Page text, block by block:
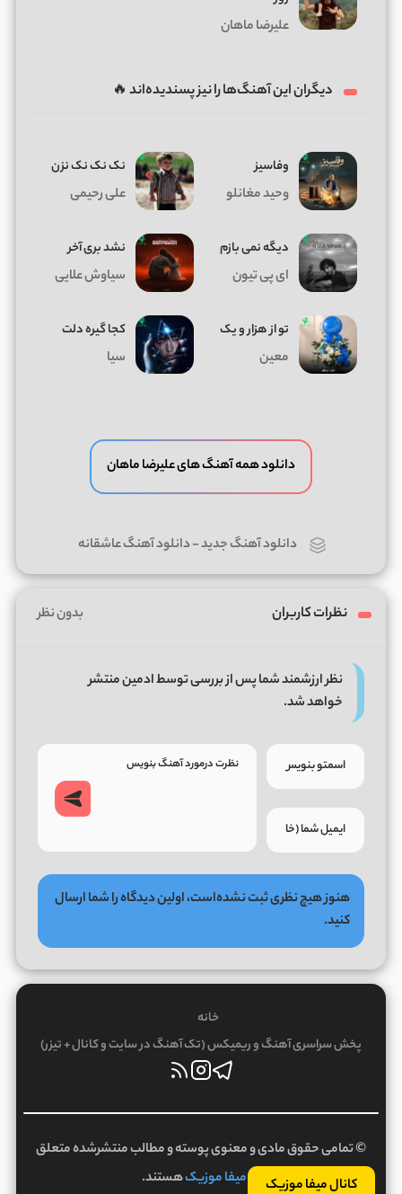
کانال میفا موزیک
علیرضا ماهان
دیگران این آهنگ‌ها را نیز پسندیده‌اند 🔥
وفاسیز
وحید مغانلو
نک نک نک نزن
علی رحیمی
دیگه نمی بازم
ای پی تیون
نشد بری آخر
سیاوش علایی
تو از هزار و یک
معین
کجا گیره دلت
سیا
دانلود همه آهنگ های علیرضا ماهان
دانلود آهنگ جدید-دانلود آهنگ عاشقانه
نظرات کاربران بدون نظر
نظر ارزشمند شما پس از بررسی توسط ادمین منتشر
خواهد شد.
هنوز هیچ نظری ثبت نشده‌است، اولین دیدگاه را شما ارسال
کنید.
خانه
پخش سراسری آهنگ و ریمیکس (تک آهنگ در سایت و کانال + تیزر)
© تمامی حقوق مادی و معنوی پوسته و مطالب منتشرشده متعلق
بهمیفا موزیکهستند.